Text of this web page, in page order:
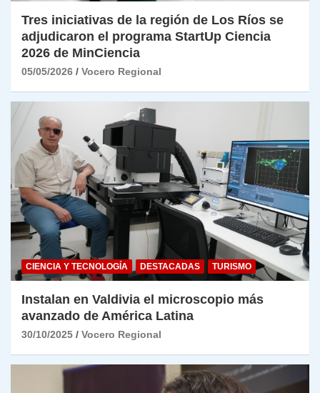
Tres iniciativas de la región de Los Ríos se
adjudicaron el programa StartUp Ciencia
2026 de MinCiencia
05/05/2026 Vocero Regional
CIENCIA Y TECNOLOGÍA DESTACADAS TURISMO
Instalan en Valdivia el microscopio más
avanzado de América Latina
30/10/2025 Vocero Regional